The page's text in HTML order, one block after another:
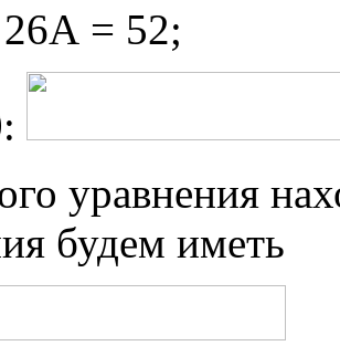
= 52;
уравнения
будем иметь